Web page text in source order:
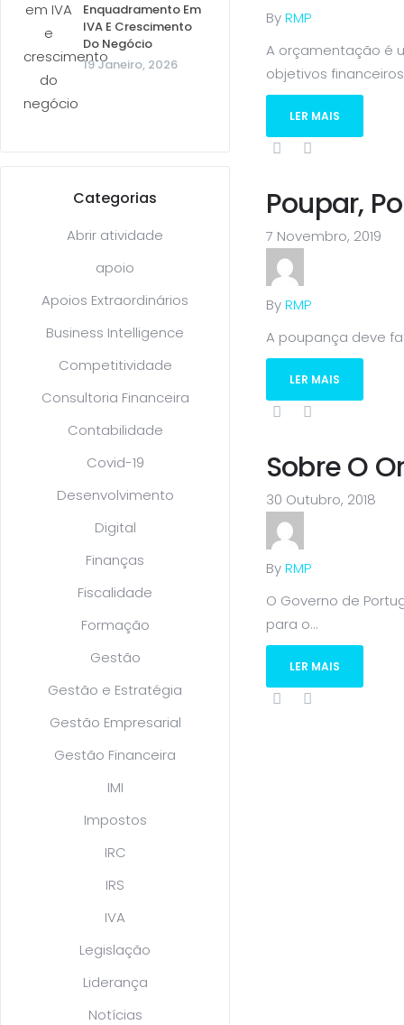
Enquadramento Em
IVA E Crescimento
Do Negócio
19 Janeiro, 2026
Categorias
Abrir atividade
apoio
Apoios Extraordinários
Business Intelligence
Competitividade
Consultoria Financeira
Contabilidade
Covid-19
Desenvolvimento
Digital
Finanças
Fiscalidade
Formação
Gestão
Gestão e Estratégia
Gestão Empresarial
Gestão Financeira
IMI
Impostos
IRC
IRS
IVA
Legislação
Liderança
Notícias
ByRMP
A orçamentação é
objetivos
LER MAIS
Poupar,
7 Novembro, 2019
ByRMP
A poupança deve
LER MAIS
Sobre O
30 Outubro, 2018
ByRMP
O Governo de
para o...
LER MAIS